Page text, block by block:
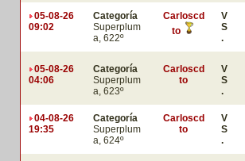
05-08-26
09:02
Categoría
Superplum
a, 622º
Carloscd
to
V
S
.
05-08-26
04:06
Categoría
Superplum
a, 623º
Carloscd
to
V
S
.
04-08-26
19:35
Categoría
Superplum
a, 624º
Carloscd
to
V
S
.